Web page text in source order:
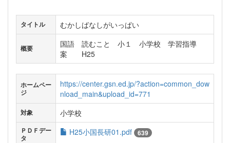
タイトル むかしばなしがいっぱい
概要
国語 読むこと 小１ 小学校 学習指導
案 H25
ホームペー
ジ
https://center.gsn.ed.jp/?action=common_dow
nload_main&upload_id=771
対象 小学校
ＰＤＦデー
タ
H25小国長研01.pdf 639